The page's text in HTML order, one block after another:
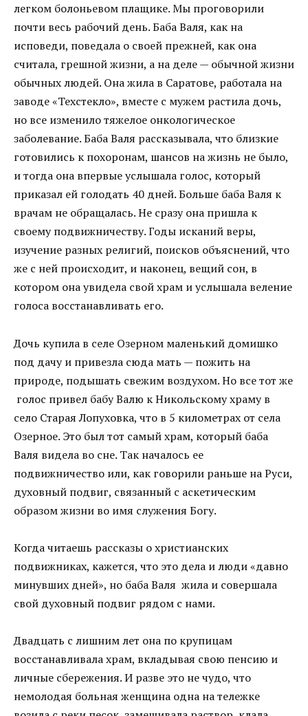
легком болоньевом плащике. Мы проговорили
почти весь рабочий день. Баба Валя, как на
исповеди, поведала о своей прежней, как она
считала, грешной жизни, а на деле — обычной жизни
обычных людей. Она жила в Саратове, работала на
заводе «Техстекло», вместе с мужем растила дочь,
но все изменило тяжелое онкологическое
заболевание. Баба Валя рассказывала, что близкие
готовились к похоронам, шансов на жизнь не было,
и тогда она впервые услышала голос, который
приказал ей голодать 40 дней. Больше баба Валя к
врачам не обращалась. Не сразу она пришла к
своему подвижничеству. Годы исканий веры,
изучение разных религий, поисков объяснений, что
же с ней происходит, и наконец, вещий сон, в
котором она увидела свой храм и услышала веление
голоса восстанавливать его.
Дочь купила в селе Озерном маленький домишко
под дачу и привезла сюда мать — пожить на
природе, подышать свежим воздухом. Но все тот же
голос привел бабу Валю к Никольскому храму в
село Старая Лопуховка, что в 5 километрах от села
Озерное. Это был тот самый храм, который баба
Валя видела во сне. Так началось ее
подвижничество или, как говорили раньше на Руси,
духовный подвиг, связанный с аскетическим
образом жизни во имя служения Богу.
Когда читаешь рассказы о христианских
подвижниках, кажется, что это дела и люди «давно
минувших дней», но баба Валя жила и совершала
свой духовный подвиг рядом с нами.
Двадцать с лишним лет она по крупицам
восстанавливала храм, вкладывая свою пенсию и
личные сбережения. И разве это не чудо, что
немолодая больная женщина одна на тележке